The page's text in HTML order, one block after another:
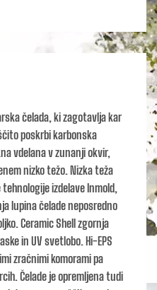
čelada, ki zagotavlja kar
poskrbi karbonska
vdelana v zunanji okvir,
nizko težo. Nizka teža
izdelave Inmold,
lupina čelade neposredno
Ceramic Shell zgornja
in UV svetlobo. Hi-EPS
zračnimi komorami pa
Čelade je opremljena tudi